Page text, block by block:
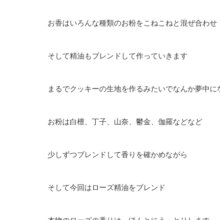
お香はいろんな種類のお粉をこねこねと混ぜ合わせ
そして精油もブレンドして作っていきます
まるでクッキーの生地を作るみたいでなんか夢中に
お粉は白檀、丁子、山奈、鬱金、伽羅などなど
少しずつブレンドして香りを確かめながら
そして今回はローズ精油をブレンド